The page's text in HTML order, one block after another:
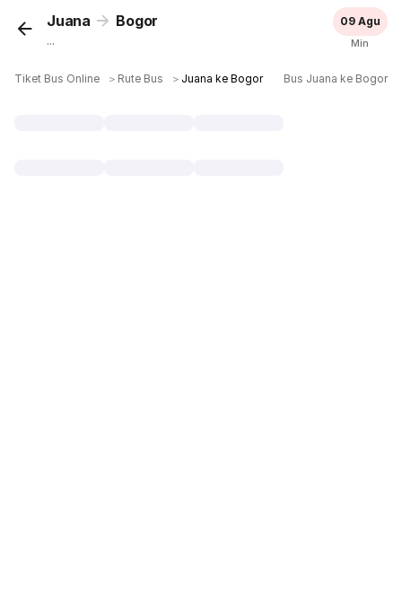
Juana Bogor
...
09 Agu
Min
Tiket Bus Online ＞ Rute Bus ＞ Juana ke Bogor Bus Juana ke Bogor